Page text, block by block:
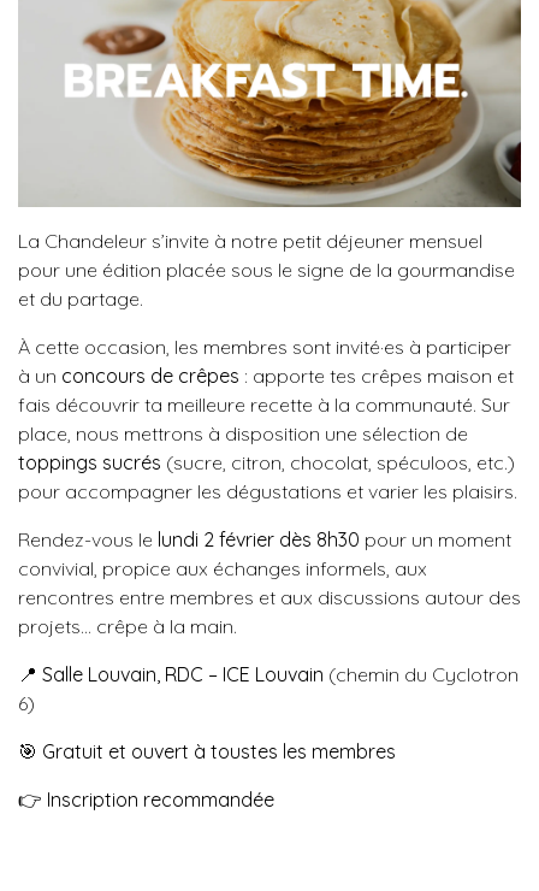
La Chandeleur s’invite à notre petit déjeuner mensuel
pour une édition placée sous le signe de la gourmandise
et du partage.
À cette occasion, les membres sont invité·es à participer
à un concours de crêpes : apporte tes crêpes maison et
fais découvrir ta meilleure recette à la communauté. Sur
place, nous mettrons à disposition une sélection de
toppings sucrés (sucre, citron, chocolat, spéculoos, etc.)
pour accompagner les dégustations et varier les plaisirs.
Rendez-vous le lundi 2 février dès 8h30 pour un moment
convivial, propice aux échanges informels, aux
rencontres entre membres et aux discussions autour des
projets… crêpe à la main.
📍 Salle Louvain, RDC – ICE Louvain (chemin du Cyclotron
6)
🎯 Gratuit et ouvert à toustes les membres
👉 Inscription recommandée